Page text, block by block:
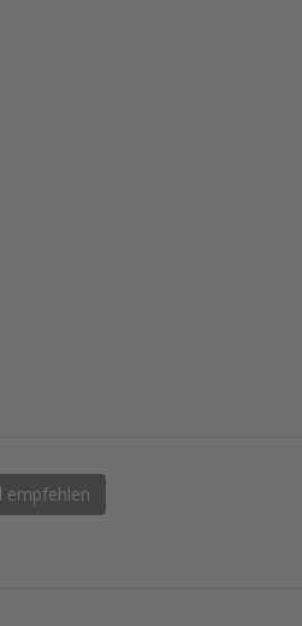
empfehlen